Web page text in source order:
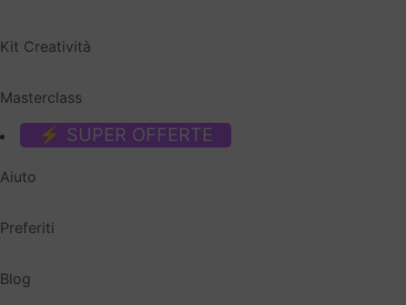
Kit Creatività
Masterclass
⚡ SUPER OFFERTE
Aiuto
Preferiti
Blog